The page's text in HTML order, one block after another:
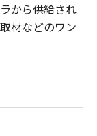
から供給され
材などのワン